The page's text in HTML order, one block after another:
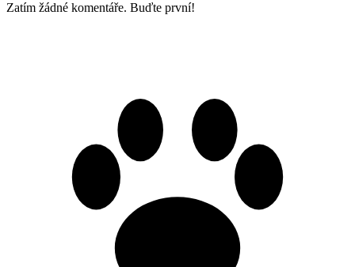
Zatím žádné komentáře. Buďte první!